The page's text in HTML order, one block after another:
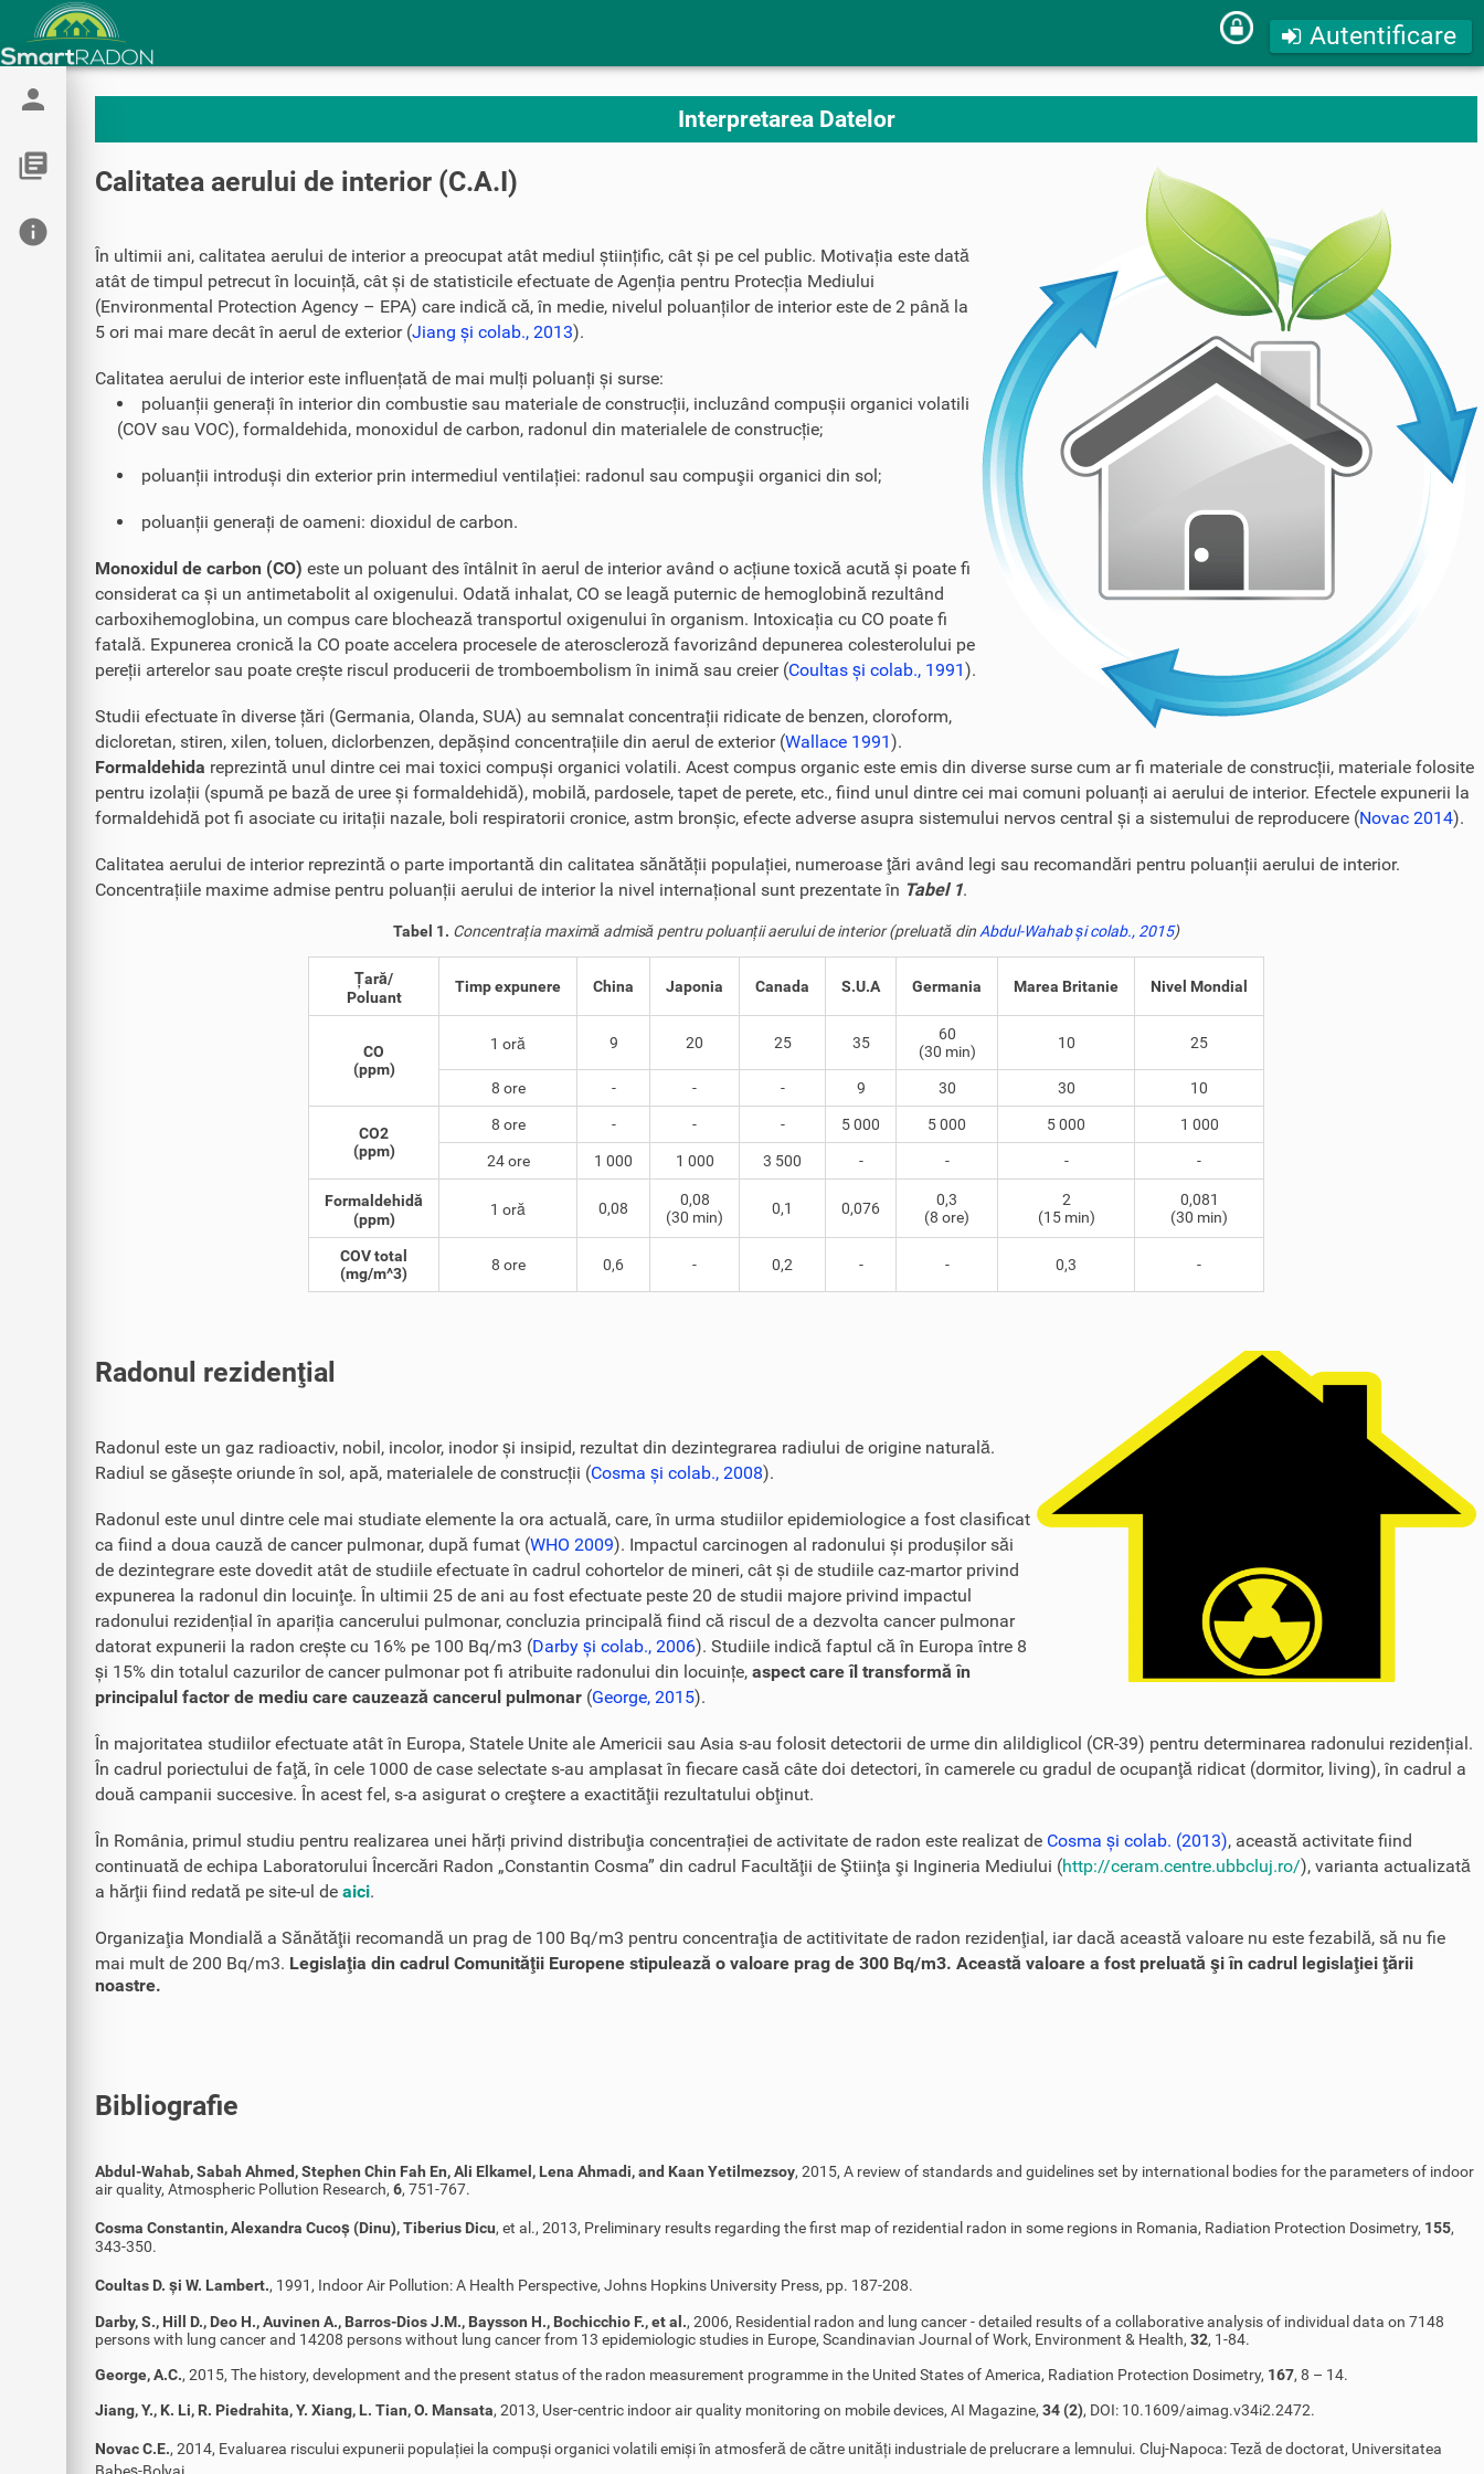
Autentificare
person
library_books
info
Interpretarea Datelor
Calitatea aerului de interior (C.A.I)
În ultimii ani, calitatea aerului de interior a preocupat atât mediul științific, cât și pe cel public. Motivația este dată
atât de timpul petrecut în locuință, cât și de statisticile efectuate de Agenția pentru Protecția Mediului
(Environmental Protection Agency – EPA) care indică că, în medie, nivelul poluanților de interior este de 2 până la
5 ori mai mare decât în aerul de exterior (Jiang și colab., 2013).
Calitatea aerului de interior este influențată de mai mulți poluanți și surse:
poluanții generați în interior din combustie sau materiale de construcții, incluzând compușii organici volatili
(COV sau VOC), formaldehida, monoxidul de carbon, radonul din materialele de construcție;
poluanții introduși din exterior prin intermediul ventilației: radonul sau compuşii organici din sol;
poluanții generați de oameni: dioxidul de carbon.
Monoxidul de carbon (CO) este un poluant des întâlnit în aerul de interior având o acțiune toxică acută și poate fi
considerat ca și un antimetabolit al oxigenului. Odată inhalat, CO se leagă puternic de hemoglobină rezultând
carboxihemoglobina, un compus care blochează transportul oxigenului în organism. Intoxicația cu CO poate fi
fatală. Expunerea cronică la CO poate accelera procesele de ateroscleroză favorizând depunerea colesterolului pe
pereții arterelor sau poate crește riscul producerii de tromboembolism în inimă sau creier (Coultas și colab., 1991).
Studii efectuate în diverse țări (Germania, Olanda, SUA) au semnalat concentrații ridicate de benzen, cloroform,
dicloretan, stiren, xilen, toluen, diclorbenzen, depășind concentrațiile din aerul de exterior (Wallace 1991).
Formaldehida reprezintă unul dintre cei mai toxici compuși organici volatili. Acest compus organic este emis din diverse surse cum ar fi materiale de construcții, materiale folosite
pentru izolații (spumă pe bază de uree și formaldehidă), mobilă, pardosele, tapet de perete, etc., fiind unul dintre cei mai comuni poluanți ai aerului de interior. Efectele expunerii la
formaldehidă pot fi asociate cu iritații nazale, boli respiratorii cronice, astm bronșic, efecte adverse asupra sistemului nervos central și a sistemului de reproducere (Novac 2014).
Calitatea aerului de interior reprezintă o parte importantă din calitatea sănătății populației, numeroase ţări având legi sau recomandări pentru poluanții aerului de interior.
Concentrațiile maxime admise pentru poluanții aerului de interior la nivel internațional sunt prezentate în Tabel 1.
Tabel 1. Concentrația maximă admisă pentru poluanții aerului de interior (preluată din Abdul-Wahab și colab., 2015)
Țară/
Poluant
Timp expunere China Japonia Canada S.U.A Germania Marea Britanie Nivel Mondial
CO
(ppm)
1 oră 9 20 25 35
60
(30 min)
10 25
8 ore - - - 9 30 30 10
CO2
(ppm)
8 ore - - - 5 000 5 000 5 000 1 000
24 ore 1 000 1 000 3 500 - - - -
Formaldehidă
(ppm)
1 oră 0,08
0,08
(30 min)
0,1 0,076
0,3
(8 ore)
2
(15 min)
0,081
(30 min)
COV total
(mg/m^3)
8 ore 0,6 - 0,2 - - 0,3 -
Radonul rezidenţial
Radonul este un gaz radioactiv, nobil, incolor, inodor și insipid, rezultat din dezintegrarea radiului de origine naturală.
Radiul se găsește oriunde în sol, apă, materialele de construcții (Cosma și colab., 2008).
Radonul este unul dintre cele mai studiate elemente la ora actuală, care, în urma studiilor epidemiologice a fost clasificat
ca fiind a doua cauză de cancer pulmonar, după fumat (WHO 2009). Impactul carcinogen al radonului și produșilor săi
de dezintegrare este dovedit atât de studiile efectuate în cadrul cohortelor de mineri, cât și de studiile caz-martor privind
expunerea la radonul din locuinţe. În ultimii 25 de ani au fost efectuate peste 20 de studii majore privind impactul
radonului rezidențial în apariția cancerului pulmonar, concluzia principală fiind că riscul de a dezvolta cancer pulmonar
datorat expunerii la radon crește cu 16% pe 100 Bq/m3 (Darby și colab., 2006). Studiile indică faptul că în Europa între 8
și 15% din totalul cazurilor de cancer pulmonar pot fi atribuite radonului din locuințe, aspect care îl transformă în
principalul factor de mediu care cauzează cancerul pulmonar (George, 2015).
În majoritatea studiilor efectuate atât în Europa, Statele Unite ale Americii sau Asia s-au folosit detectorii de urme din alildiglicol (CR-39) pentru determinarea radonului rezidențial.
În cadrul poriectului de faţă, în cele 1000 de case selectate s-au amplasat în fiecare casă câte doi detectori, în camerele cu gradul de ocupanţă ridicat (dormitor, living), în cadrul a
două campanii succesive. În acest fel, s-a asigurat o creştere a exactităţii rezultatului obţinut.
În România, primul studiu pentru realizarea unei hărți privind distribuţia concentrației de activitate de radon este realizat de Cosma și colab. (2013), această activitate fiind
continuată de echipa Laboratorului Încercări Radon „Constantin Cosma” din cadrul Facultăţii de Ştiinţa şi Ingineria Mediului (http://ceram.centre.ubbcluj.ro/), varianta actualizată
a hărţii fiind redată pe site-ul de aici.
Organizaţia Mondială a Sănătăţii recomandă un prag de 100 Bq/m3 pentru concentraţia de actitivitate de radon rezidenţial, iar dacă această valoare nu este fezabilă, să nu fie
mai mult de 200 Bq/m3. Legislaţia din cadrul Comunităţii Europene stipulează o valoare prag de 300 Bq/m3. Această valoare a fost preluată şi în cadrul legislaţiei ţării
noastre.
Bibliografie
Abdul-Wahab, Sabah Ahmed, Stephen Chin Fah En, Ali Elkamel, Lena Ahmadi, and Kaan Yetilmezsoy, 2015, A review of standards and guidelines set by international bodies for the parameters of indoor
air quality, Atmospheric Pollution Research, 6, 751-767.
Cosma Constantin, Alexandra Cucoș (Dinu), Tiberius Dicu, et al., 2013, Preliminary results regarding the first map of rezidential radon in some regions in Romania, Radiation Protection Dosimetry, 155,
343-350.
Coultas D. și W. Lambert., 1991, Indoor Air Pollution: A Health Perspective, Johns Hopkins University Press, pp. 187-208.
Darby, S., Hill D., Deo H., Auvinen A., Barros-Dios J.M., Baysson H., Bochicchio F., et al., 2006, Residential radon and lung cancer - detailed results of a collaborative analysis of individual data on 7148
persons with lung cancer and 14208 persons without lung cancer from 13 epidemiologic studies in Europe, Scandinavian Journal of Work, Environment & Health, 32, 1-84.
George, A.C., 2015, The history, development and the present status of the radon measurement programme in the United States of America, Radiation Protection Dosimetry, 167, 8 – 14.
Jiang, Y., K. Li, R. Piedrahita, Y. Xiang, L. Tian, O. Mansata, 2013, User-centric indoor air quality monitoring on mobile devices, AI Magazine, 34 (2), DOI: 10.1609/aimag.v34i2.2472.
Novac C.E., 2014, Evaluarea riscului expunerii populației la compuși organici volatili emiși în atmosferă de către unități industriale de prelucrare a lemnului. Cluj-Napoca: Teză de doctorat, Universitatea